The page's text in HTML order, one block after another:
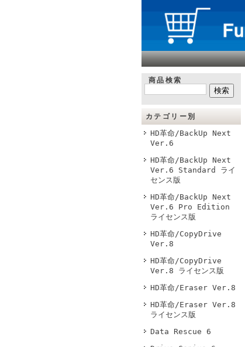
商品検索
カテゴリー別
HD革命/BackUp Next
Ver.6
HD革命/BackUp Next
Ver.6 Standard ライ
センス版
HD革命/BackUp Next
Ver.6 Pro Edition
ライセンス版
HD革命/CopyDrive
Ver.8
HD革命/CopyDrive
Ver.8 ライセンス版
HD革命/Eraser Ver.8
HD革命/Eraser Ver.8
ライセンス版
Data Rescue 6